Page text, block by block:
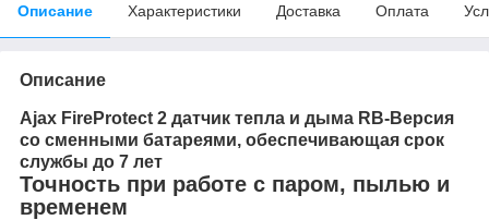
Описание Характеристики Доставка Оплата
Описание
Ajax FireProtect 2 датчик тепла и дыма RB-Версия
со сменными батареями, обеспечивающая срок
службы до 7 лет
Точность при работе с паром, пылью и
временем